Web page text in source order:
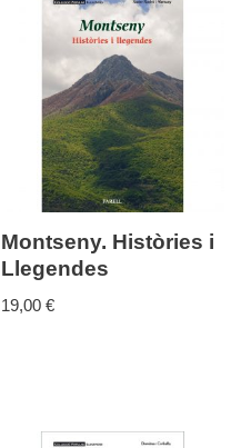
Montseny. Històries i
Llegendes
19,00€